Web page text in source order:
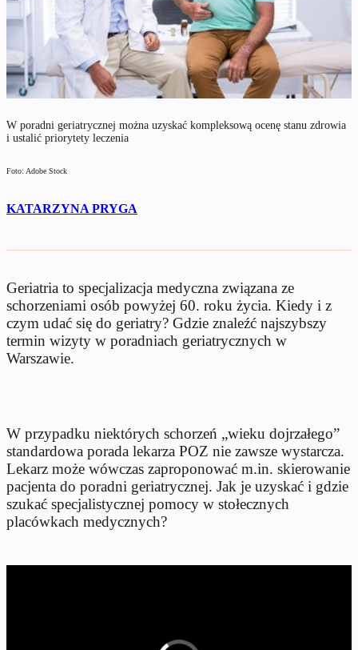
W poradni geriatrycznej można uzyskać kompleksową ocenę stanu zdrowia
i ustalić priorytety leczenia
Foto: Adobe Stock
KATARZYNA PRYGA
Geriatria to specjalizacja medyczna związana ze
schorzeniami osób powyżej 60. roku życia. Kiedy i z
czym udać się do geriatry? Gdzie znaleźć najszybszy
termin wizyty w poradniach geriatrycznych w
Warszawie.
W przypadku niektórych schorzeń „wieku dojrzałego”
standardowa porada lekarza POZ nie zawsze wystarcza.
Lekarz może wówczas zaproponować m.in. skierowanie
pacjenta do poradni geriatrycznej. Jak je uzyskać i gdzie
szukać specjalistycznej pomocy w stołecznych
placówkach medycznych?